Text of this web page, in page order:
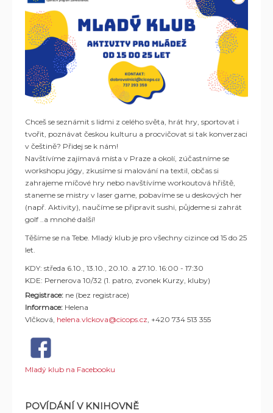
Chceš se seznámit s lidmi z celého světa, hrát hry, sportovat i
tvořit, poznávat českou kulturu a procvičovat si tak konverzaci
v češtině? Přidej se k nám!
Navštívíme zajímavá místa v Praze a okolí, zúčastníme se
workshopu jógy, zkusíme si malování na textil, občas si
zahrajeme míčové hry nebo navštívíme workoutová hřiště,
staneme se mistry v laser game, pobavíme se u deskových her
(např. Aktivity), naučíme se připravit sushi, půjdeme si zahrát
golf ..a mnohé další!
Těšíme se na Tebe. Mladý klub je pro všechny cizince od 15 do 25
let.
KDY: středa 6.10., 13.10., 20.10. a 27.10. 16:00 - 17:30
KDE: Pernerova 10/32 (1. patro, zvonek Kurzy, kluby)
Registrace: ne (bez registrace)
Informace: Helena
Vlčková, helena.vlckova@cicops.cz, +420 734 513 355
Mladý klub na Facebooku
POVÍDÁNÍ V KNIHOVNĚ